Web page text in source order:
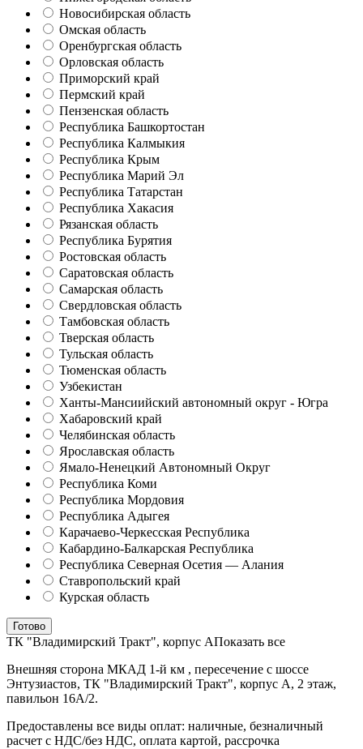
Новосибирская область
Омская область
Оренбургская область
Орловская область
Приморский край
Пермский край
Пензенская область
Республика Башкортостан
Республика Калмыкия
Республика Крым
Республика Марий Эл
Республика Татарстан
Республика Хакасия
Рязанская область
Республика Бурятия
Ростовская область
Саратовская область
Самарская область
Свердловская область
Тамбовская область
Тверская область
Тульская область
Тюменская область
Узбекистан
Ханты-Мансиийский автономный округ - Югра
Хабаровский край
Челябинская область
Ярославская область
Ямало-Ненецкий Автономный Округ
Республика Коми
Республика Мордовия
Республика Адыгея
Карачаево-Черкесская Республика
Кабардино-Балкарская Республика
Республика Северная Осетия — Алания
Ставропольский край
Курская область
Готово
ТК "Владимирский Тракт", корпус АПоказать все
Внешняя сторона МКАД 1-й км , пересечение с шоссе
Энтузиастов, ТК "Владимирский Тракт", корпус А, 2 этаж,
павильон 16А/2.
Предоставлены все виды оплат: наличные, безналичный
расчет с НДС/без НДС, оплата картой, рассрочка